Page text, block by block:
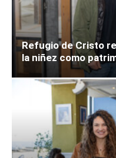
Refugio de Cristo
la niñez como